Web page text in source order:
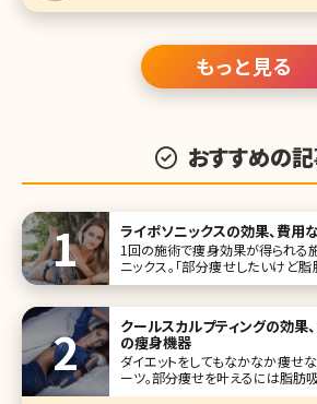
もっと見る
おすすめの
ライポソニックスの効果、費用
1回の施術で痩身効果が得られる
ニックス。「部分痩せしたいけど脂
脂肪吸引って結局効果がないので
について詳しく解説して
クールスカルプティングの効果
の痩身機器
ダイエットをしてもなかなか痩せ
ーツ。部分痩せを叶えるには脂肪
れていますが、傷ができる、痛み